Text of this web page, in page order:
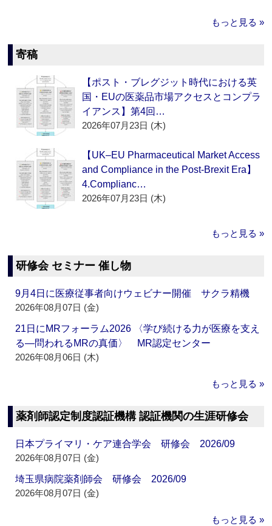
もっと見る »
寄稿
【ポスト・ブレグジット時代における英
国・EUの医薬品市場アクセスとコンプラ
イアンス】第4回…
2026年07月23日 (木)
【UK–EU Pharmaceutical Market Access
and Compliance in the Post-Brexit Era】
4.Complianc…
2026年07月23日 (木)
もっと見る »
研修会 セミナー 催し物
9月4日に医療従事者向けウェビナー開催 サクラ精機
2026年08月07日 (金)
21日にMRフォーラム2026 〈学び続ける力が医療を支え
る―問われるMRの真価〉 MR認定センター
2026年08月06日 (木)
もっと見る »
薬剤師認定制度認証機構 認証機関の生涯研修会
日本プライマリ・ケア連合学会 研修会 2026/09
2026年08月07日 (金)
埼玉県病院薬剤師会 研修会 2026/09
2026年08月07日 (金)
もっと見る »